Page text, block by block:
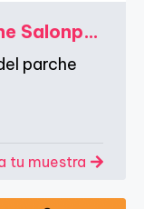
Muestra Gratis del Parche Salonpas Lidocaína FLEX
parche
tu muestra